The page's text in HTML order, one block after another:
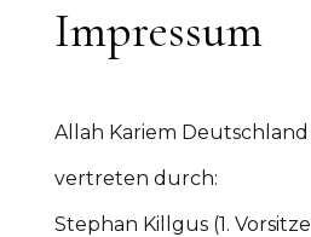
Impressum
Allah Kariem Deutschland
vertreten durch:
Stephan Killgus (1.